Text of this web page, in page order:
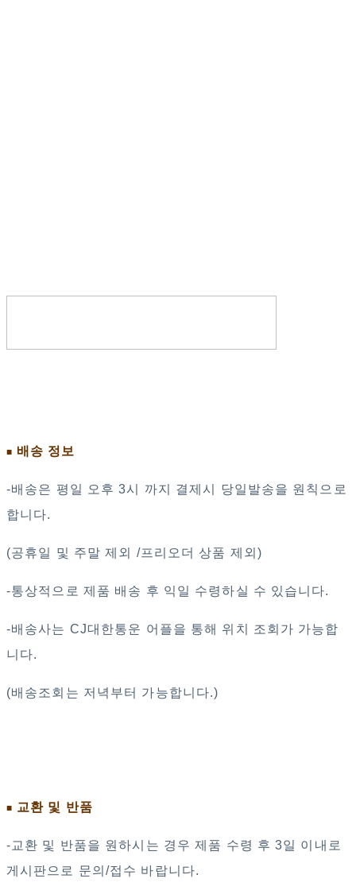
■ 배송 정보
-배송은 평일 오후 3시 까지 결제시 당일발송을 원칙으로
합니다.
(공휴일 및 주말 제외 /프리오더 상품 제외)
-통상적으로 제품 배송 후 익일 수령하실 수 있습니다.
-배송사는 CJ대한통운 어플을 통해 위치 조회가 가능합
니다.
(배송조회는 저녁부터 가능합니다.)
■ 교환 및 반품
-교환 및 반품을 원하시는 경우 제품 수령 후 3일 이내로
게시판으로 문의/접수 바랍니다.